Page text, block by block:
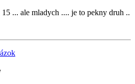
... ale mladych .... je to pekny druh ..